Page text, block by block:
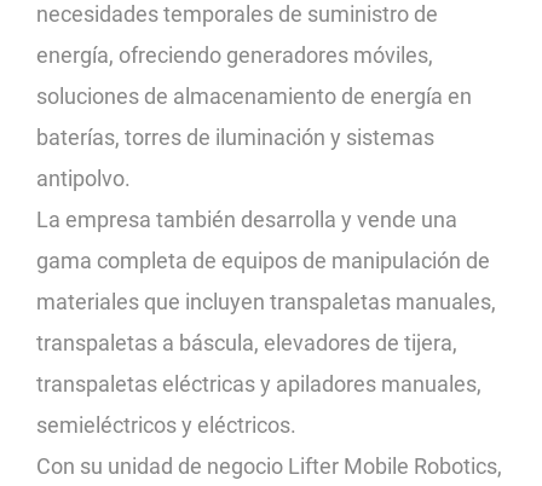
necesidades temporales de suministro de
energía, ofreciendo generadores móviles,
soluciones de almacenamiento de energía en
baterías, torres de iluminación y sistemas
antipolvo.
La empresa también desarrolla y vende una
gama completa de equipos de manipulación de
materiales que incluyen transpaletas manuales,
transpaletas a báscula, elevadores de tijera,
transpaletas eléctricas y apiladores manuales,
semieléctricos y eléctricos.
Con su unidad de negocio Lifter Mobile Robotics,